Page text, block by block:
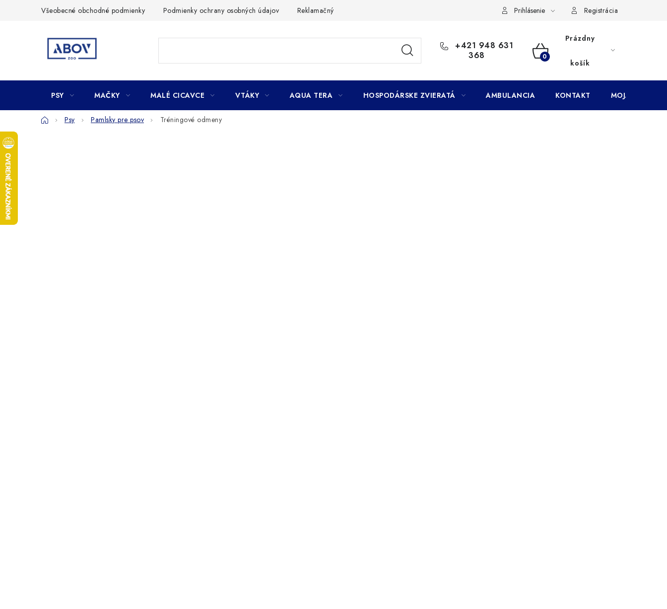
Všeobecné obchodné podmienky Podmienky ochrany osobných údajov Reklamačný poriadok Subory Cookies Vernostný program AbovZoo
Prihlásenie Registrácia
+421 948 631
368
NÁKUPNÝ
Prázdny
košík
PSY MAČKY MALÉ CICAVCE VTÁKY AQUA TERA HOSPODÁRSKE ZVIERATÁ AMBULANCIA KONTAKT MOJA
DomovPsy Pamlsky pre psov Tréningové odmeny